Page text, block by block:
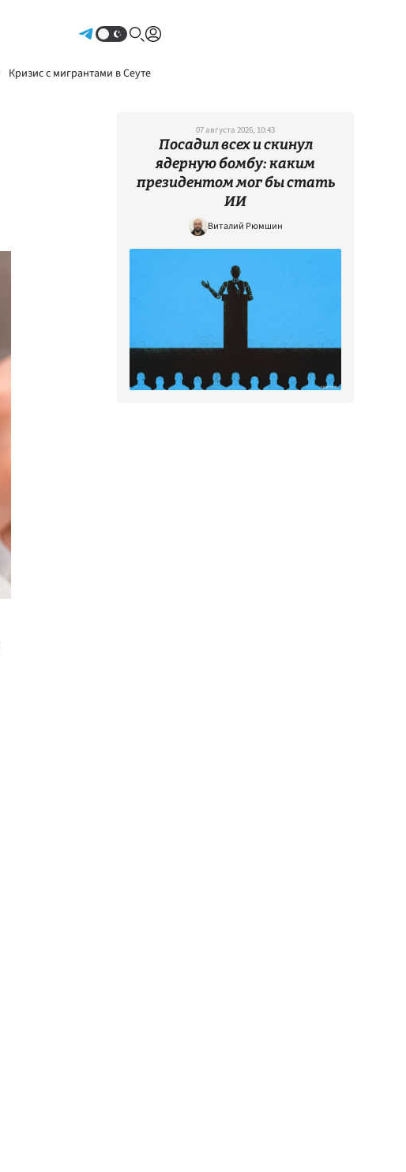
Кризис с мигрантами в Сеуте
07 августа 2026, 10:43
Посадил всех и скинул
ядерную бомбу: каким
президентом мог бы стать
ИИ
Виталий Рюмшин